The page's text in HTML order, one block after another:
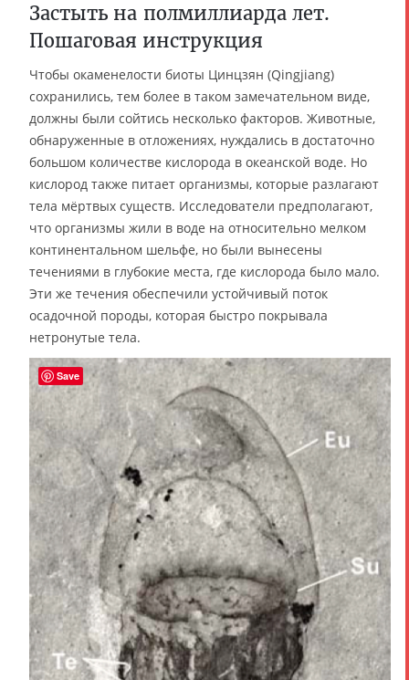
Застыть на полмиллиарда лет.
Пошаговая инструкция
Чтобы окаменелости биоты Цинцзян (Qingjiang)
сохранились, тем более в таком замечательном виде,
должны были сойтись несколько факторов. Животные,
обнаруженные в отложениях, нуждались в достаточно
большом количестве кислорода в океанской воде. Но
кислород также питает организмы, которые разлагают
тела мёртвых существ. Исследователи предполагают,
что организмы жили в воде на относительно мелком
континентальном шельфе, но были вынесены
течениями в глубокие места, где кислорода было мало.
Эти же течения обеспечили устойчивый поток
осадочной породы, которая быстро покрывала
нетронутые тела.
Save